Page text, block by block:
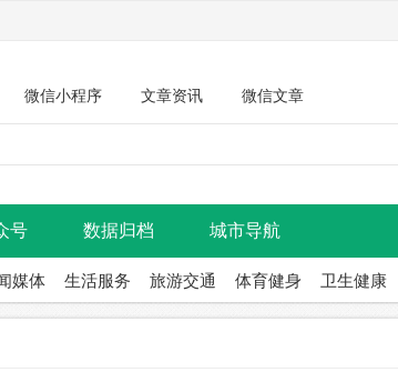
微信小程序 文章资讯 微信文章
号 数据归档 城市导航
媒体 生活服务 旅游交通 体育健身 卫生健康